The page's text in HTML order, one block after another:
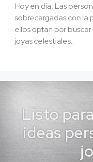
Hoy en día, Las
sobrecargadas con la
ellos optan por
joyas celestiales..
Listo
ideas